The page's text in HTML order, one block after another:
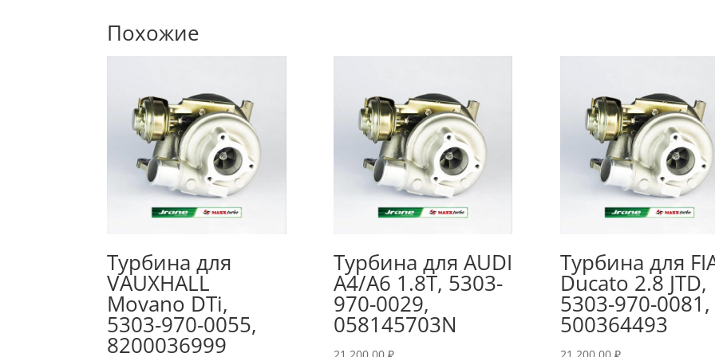
Похожие
Турбина для
VAUXHALL
Movano DTi,
5303-970-0055,
8200036999
Турбина для AUDI
A4/A6 1.8T, 5303-
970-0029,
058145703N
Турбина для
Ducato 2.8 JTD,
5303-970-0081,
500364493